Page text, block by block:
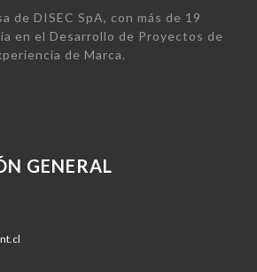
de DISEC SpA, con más de 19
en el Desarrollo de Proyectos de
de Marca.
GENERAL